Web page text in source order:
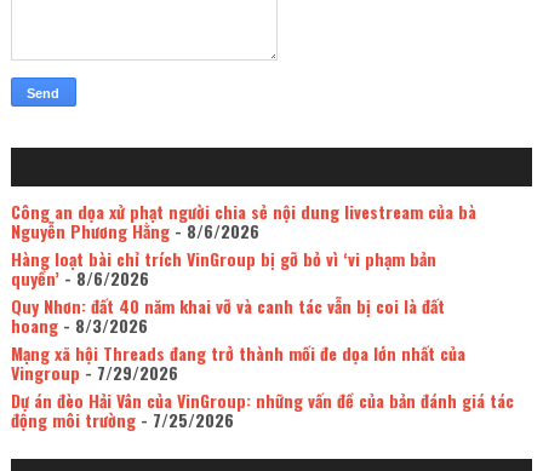
Công an dọa xử phạt người chia sẻ nội dung livestream của bà
Nguyễn Phương Hằng- 8/6/2026
Hàng loạt bài chỉ trích VinGroup bị gỡ bỏ vì ‘vi phạm bản
quyền’- 8/6/2026
Quy Nhơn: đất 40 năm khai vỡ và canh tác vẫn bị coi là đất
hoang- 8/3/2026
Mạng xã hội Threads đang trở thành mối đe dọa lớn nhất của
Vingroup - 7/29/2026
Dự án đèo Hải Vân của VinGroup: những vấn đề của bản đánh giá tác
động môi trường- 7/25/2026